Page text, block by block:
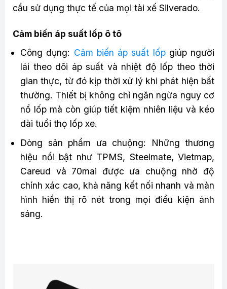
cầu sử dụng thực tế của mọi tài xế Silverado.
Cảm biến áp suất lốp ô tô
Công dụng: Cảm biến áp suất lốpgiúp người
lái theo dõi áp suất và nhiệt độ lốp theo thời
gian thực, từ đó kịp thời xử lý khi phát hiện bất
thường. Thiết bị không chỉ ngăn ngừa nguy cơ
nổ lốp mà còn giúp tiết kiệm nhiên liệu và kéo
dài tuổi thọ lốp xe.
Dòng sản phẩm ưa chuộng: Những thương
hiệu nổi bật như TPMS, Steelmate, Vietmap,
Careud và 70mai được ưa chuộng nhờ độ
chính xác cao, khả năng kết nối nhanh và màn
hình hiển thị rõ nét trong mọi điều kiện ánh
sáng.